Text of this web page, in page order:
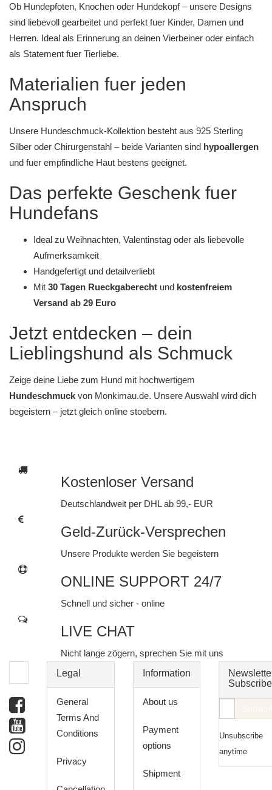
Ob Hundepfoten, Knochen oder Hundekopf – unsere Designs
sind liebevoll gearbeitet und perfekt fuer Kinder, Damen und
Herren. Ideal als Erinnerung an deinen Vierbeiner oder einfach
als Statement fuer Tierliebe.
Materialien fuer jeden
Anspruch
Unsere Hundeschmuck-Kollektion besteht aus 925 Sterling
Silber oder Chirurgenstahl – beide Varianten sind hypoallergen
und fuer empfindliche Haut bestens geeignet.
Das perfekte Geschenk fuer
Hundefans
Ideal zu Weihnachten, Valentinstag oder als liebevolle
Aufmerksamkeit
Handgefertigt und detailverliebt
Mit 30 Tagen Rueckgaberecht und kostenfreiem
Versand ab 29 Euro
Jetzt entdecken – dein
Lieblingshund als Schmuck
Zeige deine Liebe zum Hund mit hochwertigem
Hundeschmuck von Monkimau.de. Unsere Auswahl wird dich
begeistern – jetzt gleich online stoebern.
Kostenloser Versand
Deutschlandweit per DHL ab 99,- EUR
Geld-Zurück-Versprechen
Unsere Produkte werden Sie begeistern
ONLINE SUPPORT 24/7
Schnell und sicher - online
LIVE CHAT
Nicht lange zögern, sprechen Sie mit uns
Legal
General
Terms And
Conditions
Privacy
Information
About us
Payment
options
Shipment
Subscribe
Mail
address
Unsubscribe
anytime